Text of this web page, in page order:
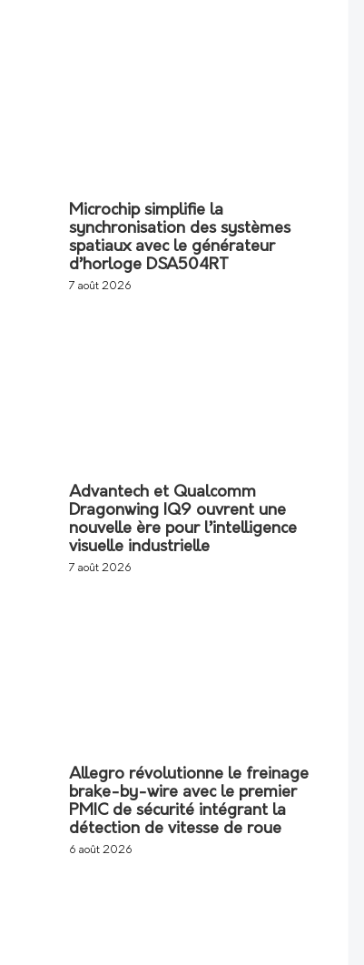
Microchip simplifie la
synchronisation des systèmes
spatiaux avec le générateur
d’horloge DSA504RT
7 août 2026
Advantech et Qualcomm
Dragonwing IQ9 ouvrent une
nouvelle ère pour l’intelligence
visuelle industrielle
7 août 2026
Allegro révolutionne le freinage
brake-by-wire avec le premier
PMIC de sécurité intégrant la
détection de vitesse de roue
6 août 2026